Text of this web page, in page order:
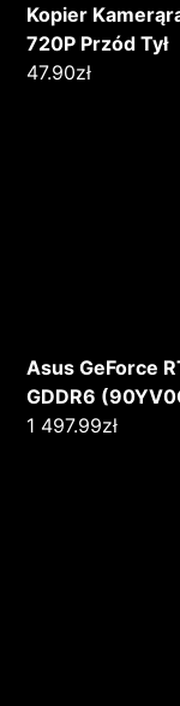
Kopier
720P Przód Tył
47.90zł
Asus GeForce
GDDR6
1 497.99zł